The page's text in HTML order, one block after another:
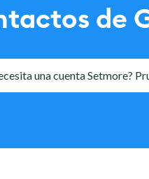
de
una cuenta Setmore?